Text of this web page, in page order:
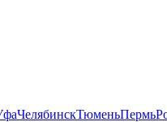
ЧелябинскТюменьПермь